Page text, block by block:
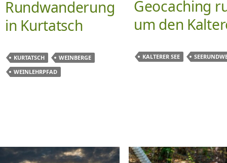
Rundwanderung
in Kurtatsch
KURTATSCH
WEINBERGE
WEINLEHRPFAD
Geocaching
um den
KALTERER SEE